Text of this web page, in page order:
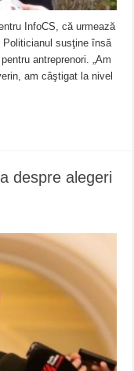
InfoCS, că urmează
Politicianul susţine însă
antreprenori. „Am
am câştigat la nivel
despre alegeri